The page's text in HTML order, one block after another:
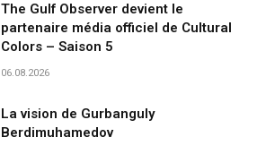
The Gulf Observer devient le
partenaire média officiel de Cultural
Colors – Saison 5
06.08.2026
La vision de Gurbanguly
Berdimuhamedov